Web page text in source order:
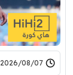
2026/08/07 - 22:43